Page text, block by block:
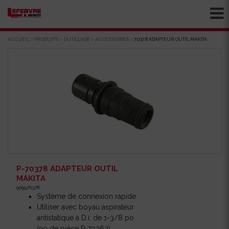
ACCUEIL > PRODUITS > OUTILLAGE > ACCESSOIRES > 70378 ADAPTEUR OUTIL MAKITA
P-70378 ADAPTEUR OUTIL
MAKITA
509970378
Système de connexion rapide
Utiliser avec boyau aspirateur
antistatique à D.i. de 1-3/8 po